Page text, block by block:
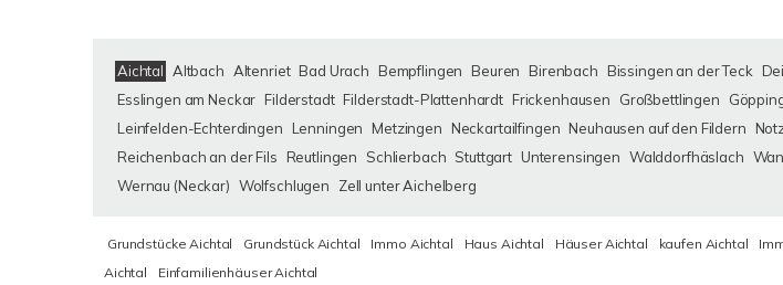
Aichtal Altbach Altenriet Bad Urach Bempflingen Beuren Birenbach Bissingen an der Teck
Esslingen am Neckar Filderstadt Filderstadt-Plattenhardt Frickenhausen Großbettlingen
Leinfelden-Echterdingen
Lenningen Metzingen Neckartailfingen Neuhausen auf den Fildern
Reichenbach an der Fils
Reutlingen Schlierbach Stuttgart Unterensingen Walddorfhäslach
Wernau (Neckar) Wolfschlugen Zell unter Aichelberg
Grundstücke Aichtal Grundstück Aichtal Immo Aichtal Haus Aichtal Häuser Aichtal kaufen Aichtal
Aichtal
Einfamilienhäuser Aichtal